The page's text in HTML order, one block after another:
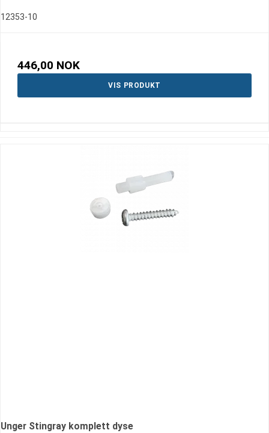
12353-10
446,00 NOK
VIS PRODUKT
Unger Stingray komplett dyse